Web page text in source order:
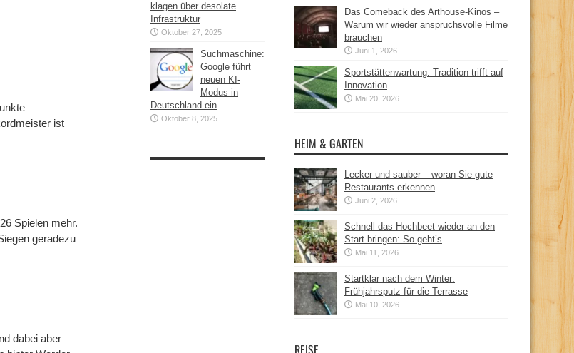
ist
Spielen mehr.
geradezu
dabei aber
klagen über desolate
Infrastruktur
Oktober 27, 2025
Suchmaschine:
Google führt
neuen KI-
Modus in
Deutschland ein
Oktober 8, 2025
Das Comeback des Arthouse-Kinos –
Warum wir wieder anspruchsvolle Filme
brauchen
Juni 1, 2026
Sportstättenwartung: Tradition trifft auf
Innovation
Mai 20, 2026
HEIM & GARTEN
Lecker und sauber – woran Sie gute
Restaurants erkennen
Juni 2, 2026
Schnell das Hochbeet wieder an den
Start bringen: So geht’s
Mai 11, 2026
Startklar nach dem Winter:
Frühjahrsputz für die Terrasse
Mai 10, 2026
REISE